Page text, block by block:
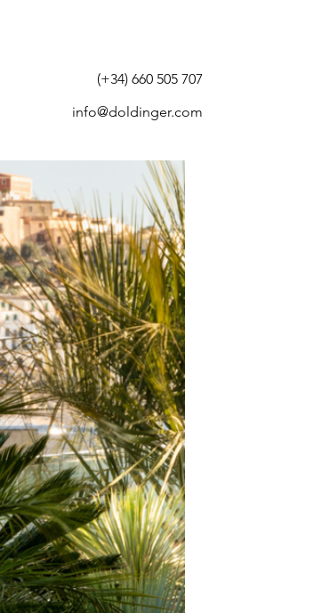
info@doldinger.com
(+34) 660 505 707